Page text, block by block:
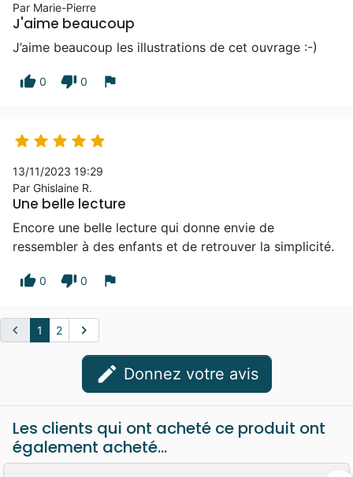
Par Marie-Pierre
J'aime beaucoup
J’aime beaucoup les illustrations de cet ouvrage :-)
thumb_up 0 thumb_down 0 flag
    
13/11/2023 19:29
Par Ghislaine R.
Une belle lecture
Encore une belle lecture qui donne envie de
ressembler à des enfants et de retrouver la simplicité.
thumb_up 0 thumb_down 0 flag
chevron_left 1 2 chevron_right
edit Donnez votre avis
Les clients qui ont acheté ce produit ont
également acheté...